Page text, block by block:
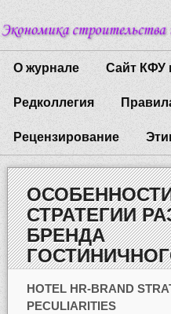
О журнале Сайт КФУ
Редколлегия
Рецензирование
СТРАТЕГИИ
БРЕНДА
HOTEL HR-BRAND
PECULIARITIES